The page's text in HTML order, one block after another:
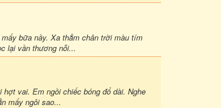
bữa nầy. Xa thẳm chân trời màu tím
lại vần thương nỗi...
hợt vai. Em ngồi chiếc bóng đổ dài. Nghe
mấy ngôi sao...